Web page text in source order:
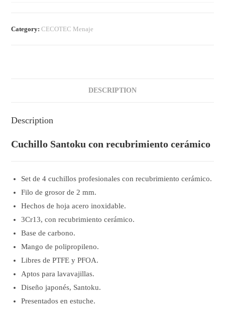
Category:CECOTEC Menaje
DESCRIPTION
Description
Cuchillo Santoku con recubrimiento cerámico
Set de 4 cuchillos profesionales con recubrimiento cerámico.
Filo de grosor de 2 mm.
Hechos de hoja acero inoxidable.
3Cr13, con recubrimiento cerámico.
Base de carbono.
Mango de polipropileno.
Libres de PTFE y PFOA.
Aptos para lavavajillas.
Diseño japonés, Santoku.
Presentados en estuche.